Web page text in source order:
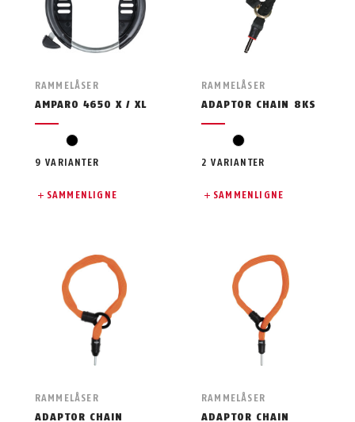
RAMMELÅSER
AMPARO 4650 X / XL
svart
9 VARIANTER
SAMMENLIGNE
RAMMELÅSER
ADAPTOR CHAIN 8KS
svart
2 VARIANTER
SAMMENLIGNE
RAMMELÅSER
ADAPTOR CHAIN
RAMMELÅSER
ADAPTOR CHAIN